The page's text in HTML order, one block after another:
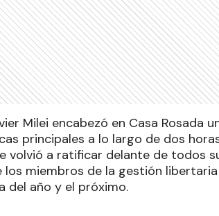
Milei encabezó en Casa Rosada
principales a lo largo de dos
volvió a ratificar delante de todos
los miembros de la gestión
del año y el próximo.